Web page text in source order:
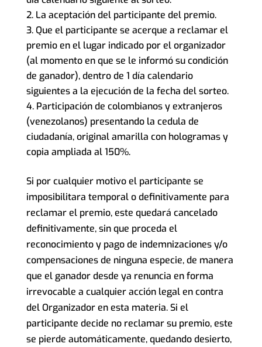
La aceptación del participante del premio.
Que el participante se acerque a reclamar el
premio en el lugar indicado por el organizador
(al momento en que se le informó su condición
de ganador), dentro de 1 día calendario
siguientes a la ejecución de la fecha del sorteo.
Participación de colombianos y extranjeros
(venezolanos) presentando la cedula de
ciudadanía, original amarilla con hologramas y
copia ampliada al 150%.
Si por cualquier motivo el participante se
imposibilitara temporal o definitivamente para
reclamar el premio, este quedará cancelado
definitivamente, sin que proceda el
reconocimiento y pago de indemnizaciones y/o
compensaciones de ninguna especie, de manera
que el ganador desde ya renuncia en forma
irrevocable a cualquier acción legal en contra
del Organizador en esta materia. Si el
participante decide no reclamar su premio, este
se pierde automáticamente, quedando desierto,